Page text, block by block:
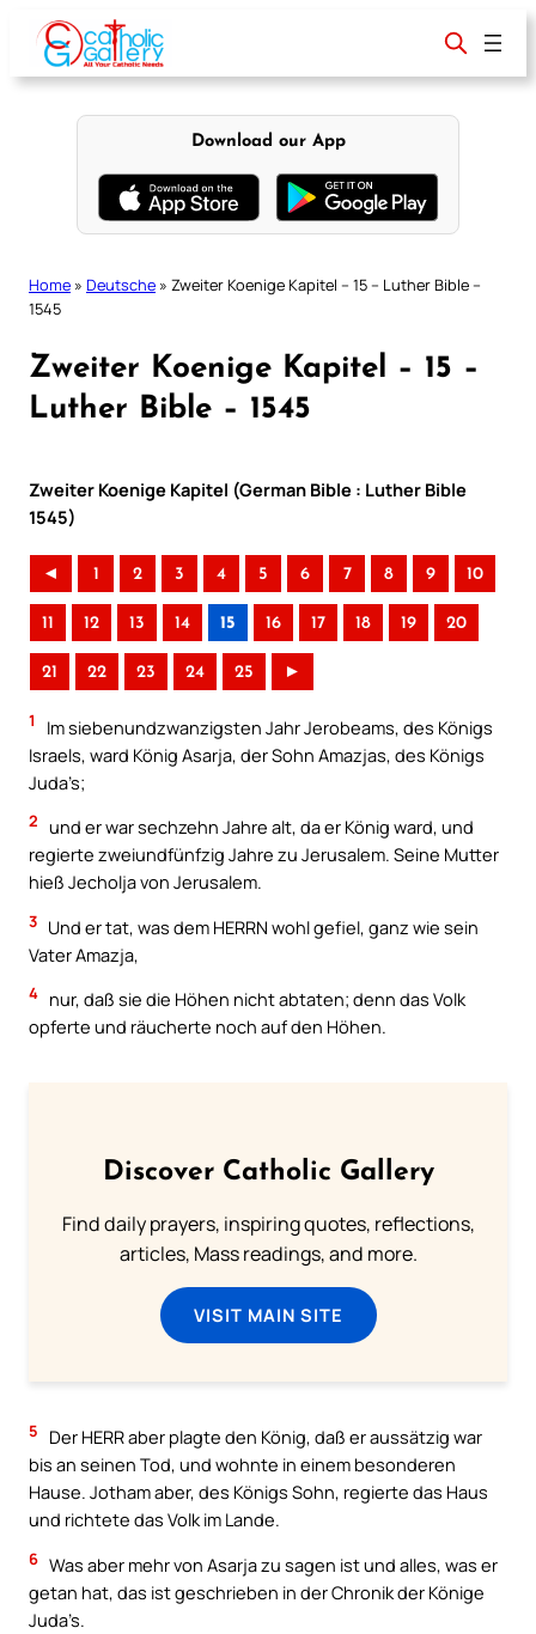
content
Download our App
Home » Deutsche » Zweiter Koenige Kapitel – 15 – Luther Bible –
1545
Zweiter Koenige Kapitel – 15 –
Luther Bible – 1545
Zweiter Koenige Kapitel (German Bible : Luther Bible
1545)
◄ 1 2 3 4 5 6 7 8 9 10
11 12 13 14 15 16 17 18 19 20
21 22 23 24 25 ►
1
Im siebenundzwanzigsten Jahr Jerobeams, des Königs
Israels, ward König Asarja, der Sohn Amazjas, des Königs
Juda’s;
2 und er war sechzehn Jahre alt, da er König ward, und
regierte zweiundfünfzig Jahre zu Jerusalem. Seine Mutter
hieß Jecholja von Jerusalem.
3 Und er tat, was dem HERRN wohl gefiel, ganz wie sein
Vater Amazja,
4 nur, daß sie die Höhen nicht abtaten; denn das Volk
opferte und räucherte noch auf den Höhen.
Discover Catholic Gallery
Find daily prayers, inspiring quotes, reflections,
articles, Mass readings, and more.
VISIT MAIN SITE
5
Der HERR aber plagte den König, daß er aussätzig war
bis an seinen Tod, und wohnte in einem besonderen
Hause. Jotham aber, des Königs Sohn, regierte das Haus
und richtete das Volk im Lande.
6 Was aber mehr von Asarja zu sagen ist und alles, was er
getan hat, das ist geschrieben in der Chronik der Könige
Juda’s.